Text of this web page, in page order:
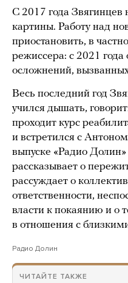
С 2017 года Звягинцев
картины. Работу над
приостановить, в
режиссера: с 2021
осложнений,
Весь последний год
учился дышать,
проходит курс
и встретился с
выпуске «Радио
рассказывает о
рассуждает о
ответственности,
власти к покаянию и о
в отношения с
Радио Долин
ЧИТАЙТЕ ТАКЖЕ